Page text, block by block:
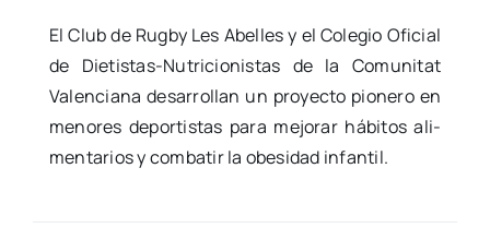
El Club de Rugby Les Abe­lles y el Cole­gio Ofi­cial
de Die­­ti­s­­tas-Nutri­­cio­­ni­s­­tas de la Comu­ni­tat
Valen­cia­na desa­rro­llan un pro­yec­to pio­ne­ro en
meno­res depor­tis­tas para mejo­rar hábi­tos ali­
men­ta­rios y com­ba­tir la obe­si­dad infan­til.